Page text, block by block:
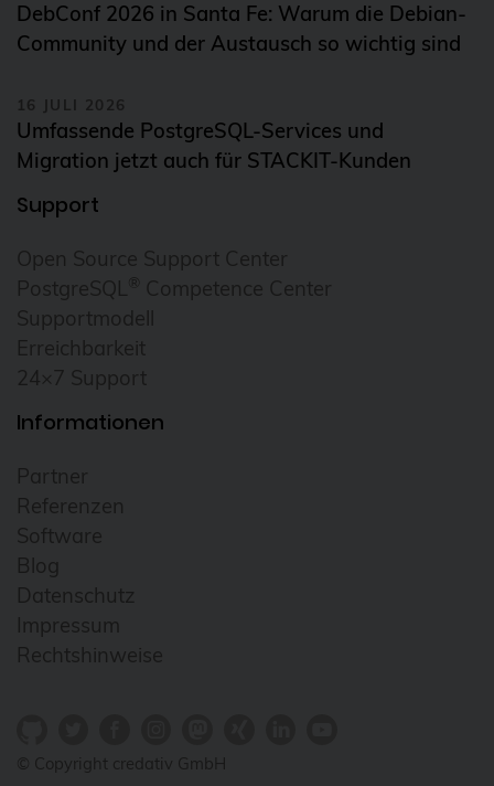
Configmap
Container
ContainerConf
corosync
credativ
Cryptomator
CVE
Daemonset
Daten-Tiering
Datenrettung
Datenschutz
debezium
debian 13
Deployment
DebConf 2026 in Santa Fe: Warum die Debian-
Community und der Austausch so wichtig sind
16 JULI 2026
Umfassende PostgreSQL-Services und
Migration jetzt auch für STACKIT-Kunden
Support
Open Source Support Center
PostgreSQL ® Competence Center
Supportmodell
Erreichbarkeit
24×7 Support
Informationen
Partner
Referenzen
Software
Blog
Datenschutz
Impressum
Rechtshinweise
© Copyright credativ GmbH